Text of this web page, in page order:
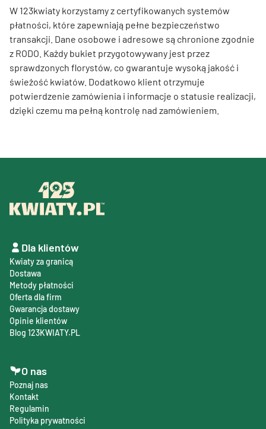
W 123kwiaty korzystamy z certyfikowanych systemów
płatności, które zapewniają pełne bezpieczeństwo
transakcji. Dane osobowe i adresowe są chronione zgodnie
z RODO. Każdy bukiet przygotowywany jest przez
sprawdzonych florystów, co gwarantuje wysoką jakość i
świeżość kwiatów. Dodatkowo klient otrzymuje
potwierdzenie zamówienia i informacje o statusie realizacji,
dzięki czemu ma pełną kontrolę nad zamówieniem.
Dla klientów
Kwiaty za granicą
Dostawa
Metody płatności
Oferta dla firm
Gwarancja dostawy
Opinie klientów
Blog 123KWIATY.PL
O nas
Poznaj nas
Kontakt
Regulamin
Polityka prywatności